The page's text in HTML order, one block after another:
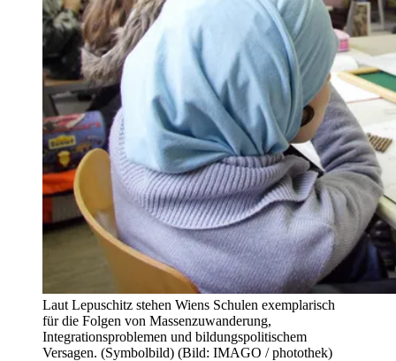
Laut Lepuschitz stehen Wiens Schulen exemplarisch
für die Folgen von Massenzuwanderung,
Integrationsproblemen und bildungspolitischem
Versagen. (Symbolbild) (Bild: IMAGO / photothek)